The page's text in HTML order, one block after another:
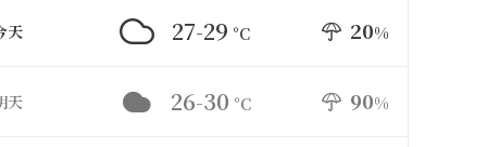
天 27-29 °C 20%
天 26-30 °C 90%